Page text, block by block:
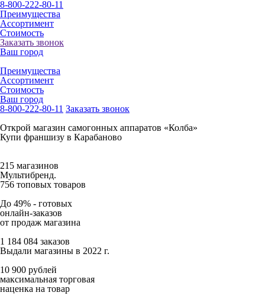
8-800-222-80-11
Преимущества
Ассортимент
Стоимость
Заказать звонок
Ваш город
Преимущества
Ассортимент
Стоимость
Ваш город
8-800-222-80-11 Заказать звонок
Открой магазин самогонных аппаратов «Колба»
Купи франшизу в Карабаново
215 магазинов
Мультибренд.
756 топовых товаров
До 49% - готовых
онлайн-заказов
от продаж магазина
1 184 084 заказов
Выдали магазины в 2022 г.
10 900 рублей
максимальная торговая
наценка на товар